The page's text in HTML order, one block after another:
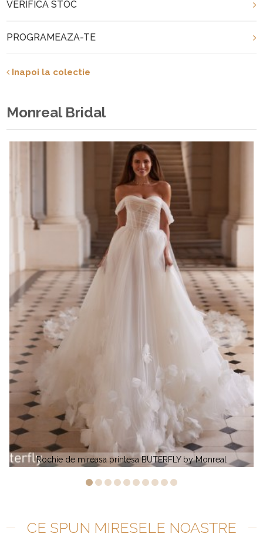
VERIFICA STOC
PROGRAMEAZA-TE
Inapoi la colectie
Monreal Bridal
Rochie de mireasa satin LADY by Monreal
CE SPUN MIRESELE NOASTRE